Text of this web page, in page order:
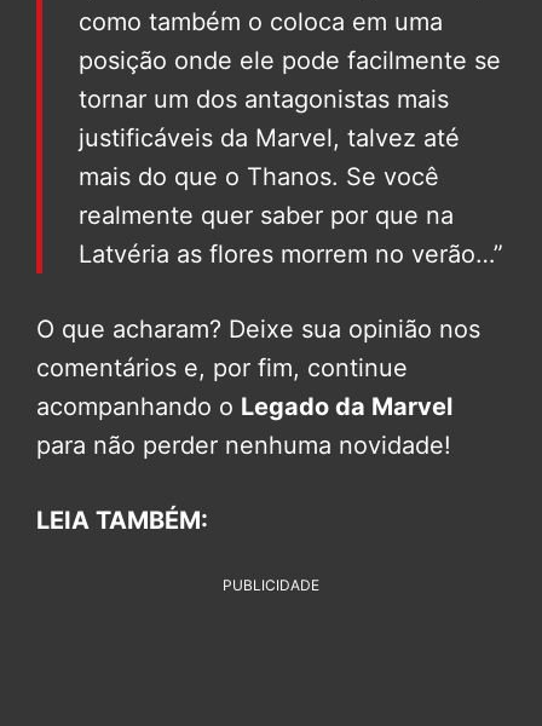
como também o coloca em uma
posição onde ele pode facilmente se
tornar um dos antagonistas mais
justificáveis ​​da Marvel, talvez até
mais do que o Thanos. Se você
realmente quer saber por que na
Latvéria as flores morrem no verão…”
O que acharam? Deixe sua opinião nos
comentários e, por fim, continue
acompanhando o Legado da Marvel
para não perder nenhuma novidade!
LEIA TAMBÉM:
PUBLICIDADE